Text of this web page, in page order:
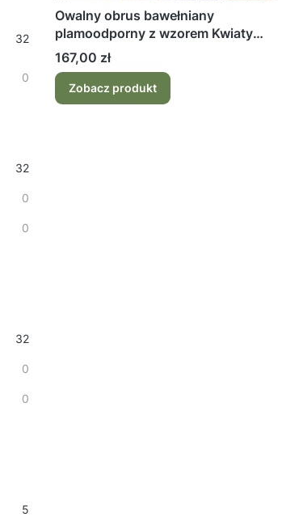
32
0
32
0
0
32
0
0
5
Owalny obrus bawełniany
plamoodporny z wzorem Kwiaty
beżowe
Cena
167,00 zł
Zobacz produkt